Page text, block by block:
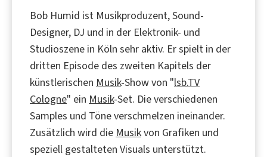
Bob Humid ist Musikproduzent, Sound-
Designer, DJ und in der Elektronik- und
Studioszene in Köln sehr aktiv. Er spielt in der
dritten Episode des zweiten Kapitels der
künstlerischen Musik-Show von "lsb.TV
Cologne" ein Musik-Set. Die verschiedenen
Samples und Töne verschmelzen ineinander.
Zusätzlich wird die Musikvon Grafiken und
speziell gestalteten Visuals unterstützt.